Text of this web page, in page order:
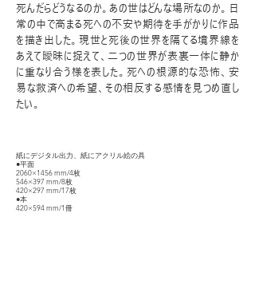
死んだらどうなるのか。あの世はどんな場所なのか。日
常の中で高まる死への不安や期待を手がかりに作品
を描き出した。現世と死後の世界を隔てる境界線を
あえて曖昧に捉えて、二つの世界が表裏一体に静か
に重なり合う様を表した。死への根源的な恐怖、安
易な救済への希望、その相反する感情を見つめ直し
たい。
紙にデジタル出力、紙にアクリル絵の具
●平面
2060×1456 mm/4枚
546×397 mm/8枚
420×297 mm/17枚
●本
420×594 mm/1冊